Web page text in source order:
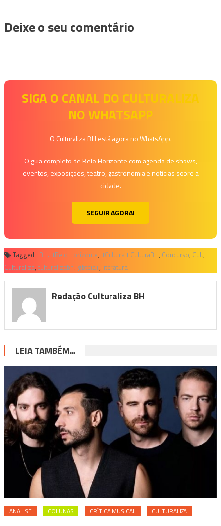
Deixe o seu comentário
SIGA O CANAL DO CULTURALIZA
NO WHATSAPP
O Culturaliza BH está agora no WhatsApp.
O guia completo de Belo Horizonte com agenda de shows,
eventos, exposições, teatro, gastronomia e notícias sobre a
cidade.
SEGUIR AGORA!
Tagged #BH. #Belo Horizonte, #Cultura #CulturaBH, Concurso, Cult,
Culturaliza, culturalizabh, lgbtqia+, literatura
Redação Culturaliza BH
LEIA TAMBÉM...
ANALISE COLUNAS CRÍTICA MUSICAL CULTURALIZA